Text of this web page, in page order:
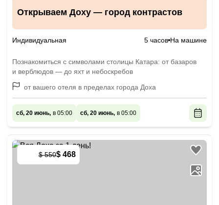
Открываем Доху — город контрастов
Индивидуальная 5 часов На машине
Познакомиться с символами столицы Катара: от базаров
и верблюдов — до яхт и небоскребов
от вашего отеля в пределах города Доха
сб, 20 июнь, в 05:00 сб, 20 июнь, в 05:00
$ 550$ 468